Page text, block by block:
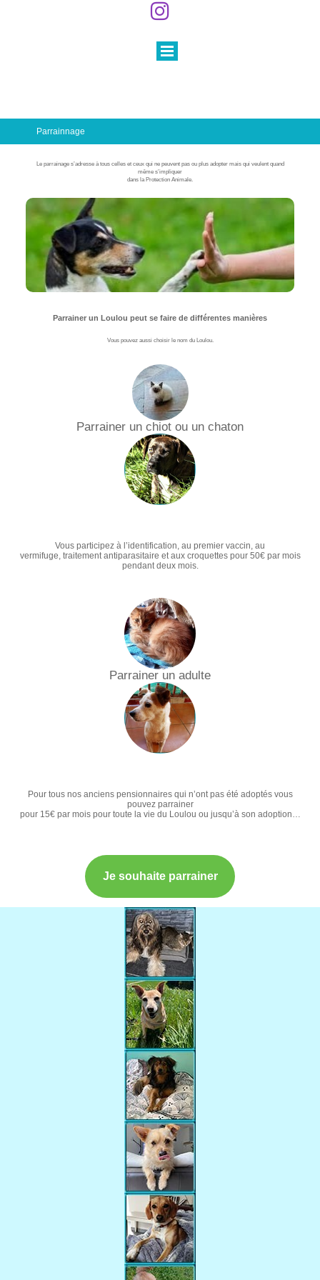

Parrainnage
Le parrainage s’adresse à tous celles et ceux qui ne peuvent pas ou plus adopter mais qui veulent quand
même s’impliquer
dans la Protection Animale.
Parrainer un Loulou peut se faire de différentes manières
Vous pouvez aussi choisir le nom du Loulou.
Parrainer un chiot ou un chaton
Vous participez à l’identification, au premier vaccin, au
vermifuge, traitement antiparasitaire et aux croquettes pour 50€ par mois
pendant deux mois.
Parrainer un adulte
Pour tous nos anciens pensionnaires qui n’ont pas été adoptés vous
pouvez parrainer
pour 15€ par mois pour toute la vie du Loulou ou jusqu’à son adoption…
Je souhaite parrainer